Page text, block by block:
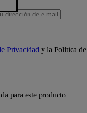
Privacidad y la Política de
para este producto.